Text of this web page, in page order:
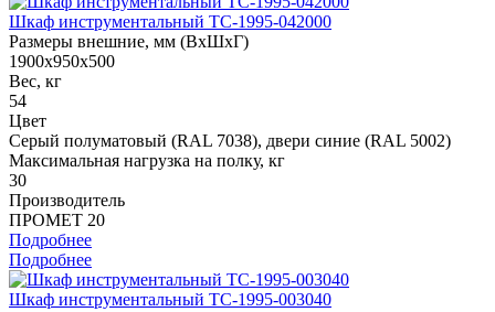
Шкаф инструментальный TC-1995-042000
Размеры внешние, мм (ВхШхГ)
1900x950x500
Вес, кг
54
Цвет
Cерый полуматовый (RAL 7038), двери синие (RAL 5002)
Максимальная нагрузка на полку, кг
30
Производитель
ПРОМЕТ 20
Подробнее
Подробнее
Шкаф инструментальный TC-1995-003040